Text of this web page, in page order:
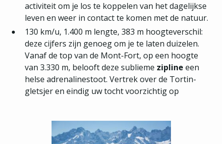
activiteit om je los te koppelen van het dagelijkse
leven en weer in contact te komen met de natuur.
130 km/u, 1.400 m lengte, 383 m hoogteverschil:
deze cijfers zijn genoeg om je te laten duizelen.
Vanaf de top van de Mont-Fort, op een hoogte
van 3.330 m, belooft deze sublieme zipline een
helse adrenalinestoot. Vertrek over de Tortin-
gletsjer en eindig uw tocht voorzichtig op